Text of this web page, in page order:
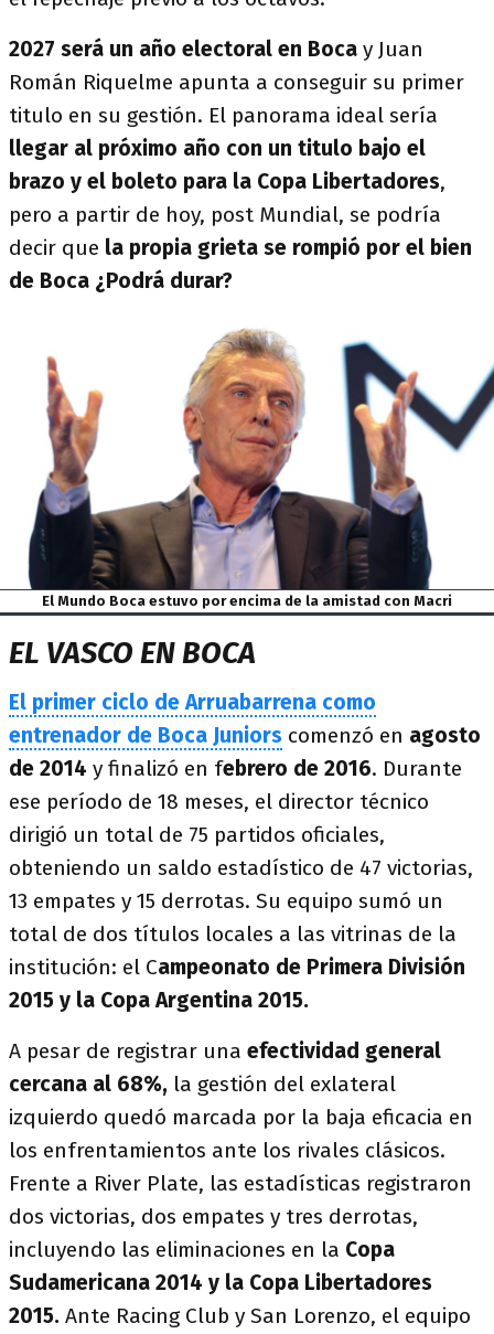
2027 será un año electoral en Boca y Juan
Román Riquelme apunta a conseguir su primer
titulo en su gestión. El panorama ideal sería
llegar al próximo año con un titulo bajo el
brazo y el boleto para la Copa Libertadores,
pero a partir de hoy, post Mundial, se podría
decir que la propia grieta se rompió por el bien
de Boca ¿Podrá durar?
El Mundo Boca estuvo por encima de la amistad con Macri
EL VASCO EN BOCA
El primer ciclo de Arruabarrena como
entrenador de Boca Juniors comenzó en agosto
de 2014 y finalizó en febrero de 2016. Durante
ese período de 18 meses, el director técnico
dirigió un total de 75 partidos oficiales,
obteniendo un saldo estadístico de 47 victorias,
13 empates y 15 derrotas. Su equipo sumó un
total de dos títulos locales a las vitrinas de la
institución: el Campeonato de Primera División
2015 y la Copa Argentina 2015.
A pesar de registrar una efectividad general
cercana al 68%, la gestión del exlateral
izquierdo quedó marcada por la baja eficacia en
los enfrentamientos ante los rivales clásicos.
Frente a River Plate, las estadísticas registraron
dos victorias, dos empates y tres derrotas,
incluyendo las eliminaciones en la Copa
Sudamericana 2014 y la Copa Libertadores
2015. Ante Racing Club y San Lorenzo, el equipo